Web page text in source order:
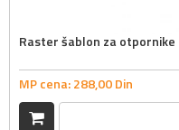
Raster šablon za otpornike
MP cena:288,00Din